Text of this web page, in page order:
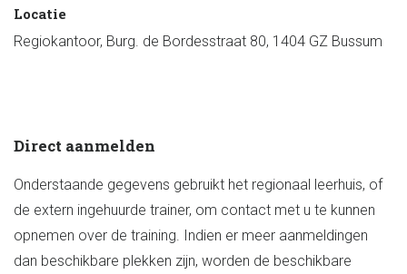
Locatie
Regiokantoor, Burg. de Bordesstraat 80, 1404 GZ Bussum
Direct aanmelden
Onderstaande gegevens gebruikt het regionaal leerhuis, of
de extern ingehuurde trainer, om contact met u te kunnen
opnemen over de training. Indien er meer aanmeldingen
dan beschikbare plekken zijn, worden de beschikbare